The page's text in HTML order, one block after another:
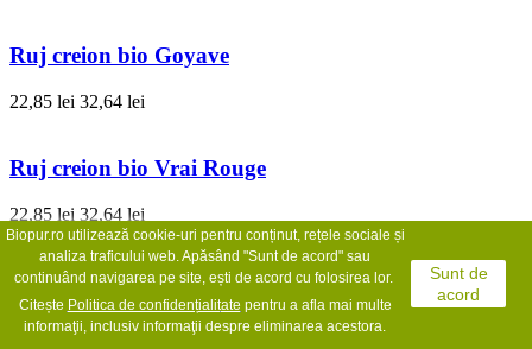
Ruj creion bio Goyave
22,85 lei 32,64 lei
Ruj creion bio Vrai Rouge
22,85 lei 32,64 lei
Ruj bio Sequoia
39,92 lei 57,02 lei
Biopur.ro utilizează cookie-uri pentru conținut, rețele sociale și
analiza traficului web. Apăsând "Sunt de acord" sau
continuând navigarea pe site, ești de acord cu folosirea lor.
Citește Politica de confidențialitate pentru a afla mai multe
informaţii, inclusiv informaţii despre eliminarea acestora.
Sunt de
acord